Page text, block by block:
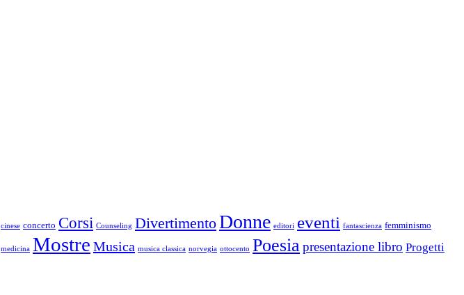
cinese concerto Corsi Counseling DivertimentoDonne editori eventi fantascienza femminismo
medicina Mostre Musica musica classica norvegia ottocento Poesiapresentazione libro Progetti